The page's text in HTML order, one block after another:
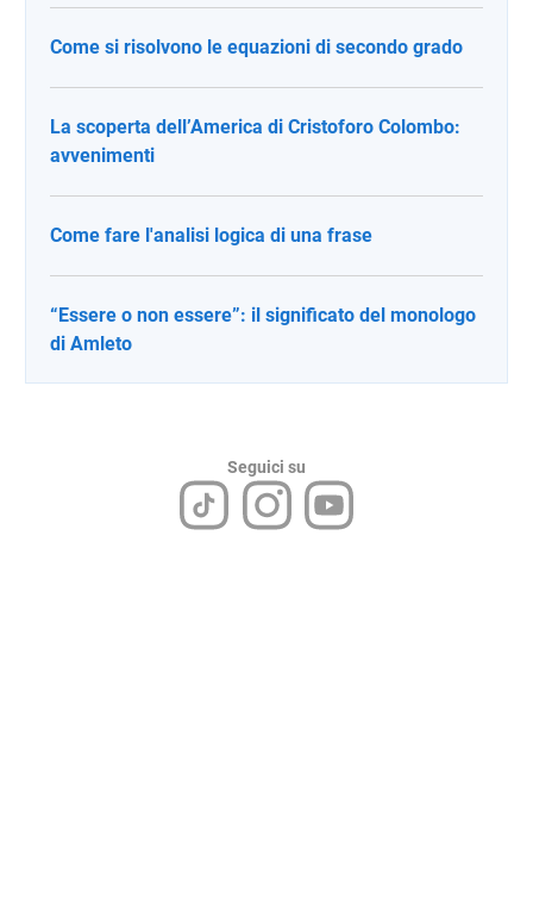
Come si risolvono le equazioni di secondo grado
La scoperta dell’America di Cristoforo Colombo:
avvenimenti
Come fare l'analisi logica di una frase
“Essere o non essere”: il significato del monologo
di Amleto
Seguici su